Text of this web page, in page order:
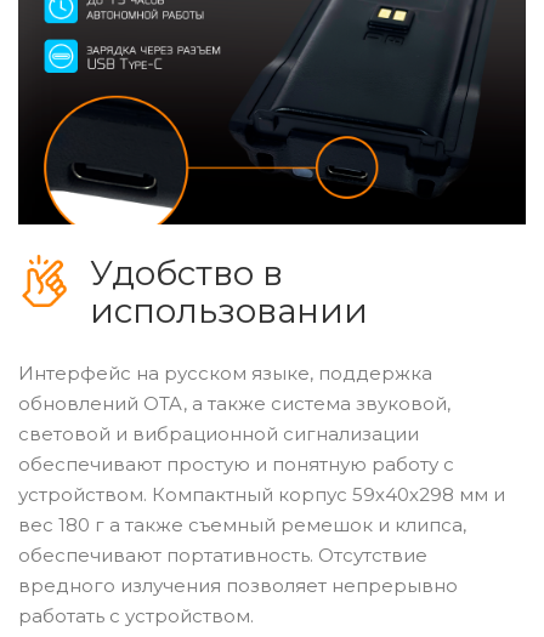
Удобство в
использовании
Интерфейс на русском языке, поддержка
обновлений OTA, а также система звуковой,
световой и вибрационной сигнализации
обеспечивают простую и понятную работу с
устройством. Компактный корпус 59х40х298 мм и
вес 180 г а также съемный ремешок и клипса,
обеспечивают портативность. Отсутствие
вредного излучения позволяет непрерывно
работать с устройством.